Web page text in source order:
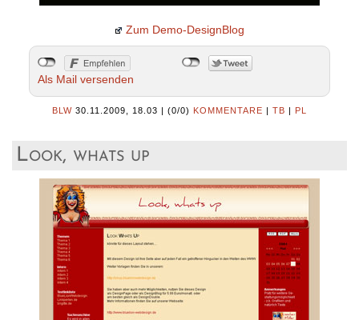
Zum Demo-DesignBlog
Als Mail versenden
BLW 30.11.2009, 18.03 | (0/0) KOMMENTARE | TB | PL
Look, whats up